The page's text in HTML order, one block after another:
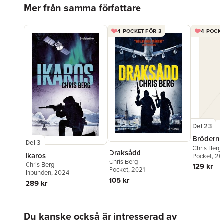
Mer från samma författare
Del 3
Ikaros
Chris Berg
Inbunden, 2024
289 kr
4 POCKET FÖR 3
Draksådd
Chris Berg
Pocket, 2021
105 kr
4
Del 23
Chris
Pocket,
129 kr
Du kanske också är intresserad av